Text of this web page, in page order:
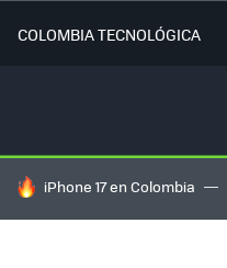
COLOMBIA TECNOLÓGICA
HOY SE HABLA DE
iPhone 17 en Colombia